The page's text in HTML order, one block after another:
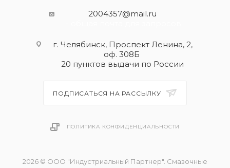
2004357@mail.ru
г. Челябинск, Проспект Ленина, 2,
оф. 308Б
20 пунктов выдачи по России
ПОДПИСАТЬСЯ НА РАССЫЛКУ
ПОЛИТИКА КОНФИДЕНЦИАЛЬНОСТИ
2026 © ООО "Индустриальный Партнер". Смазочные